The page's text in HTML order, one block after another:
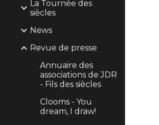
La Tournée des
siècles
News
Revue de presse
Annuaire des
associations de JDR
- Fils des siècles
Clooms - You
dream, I draw!